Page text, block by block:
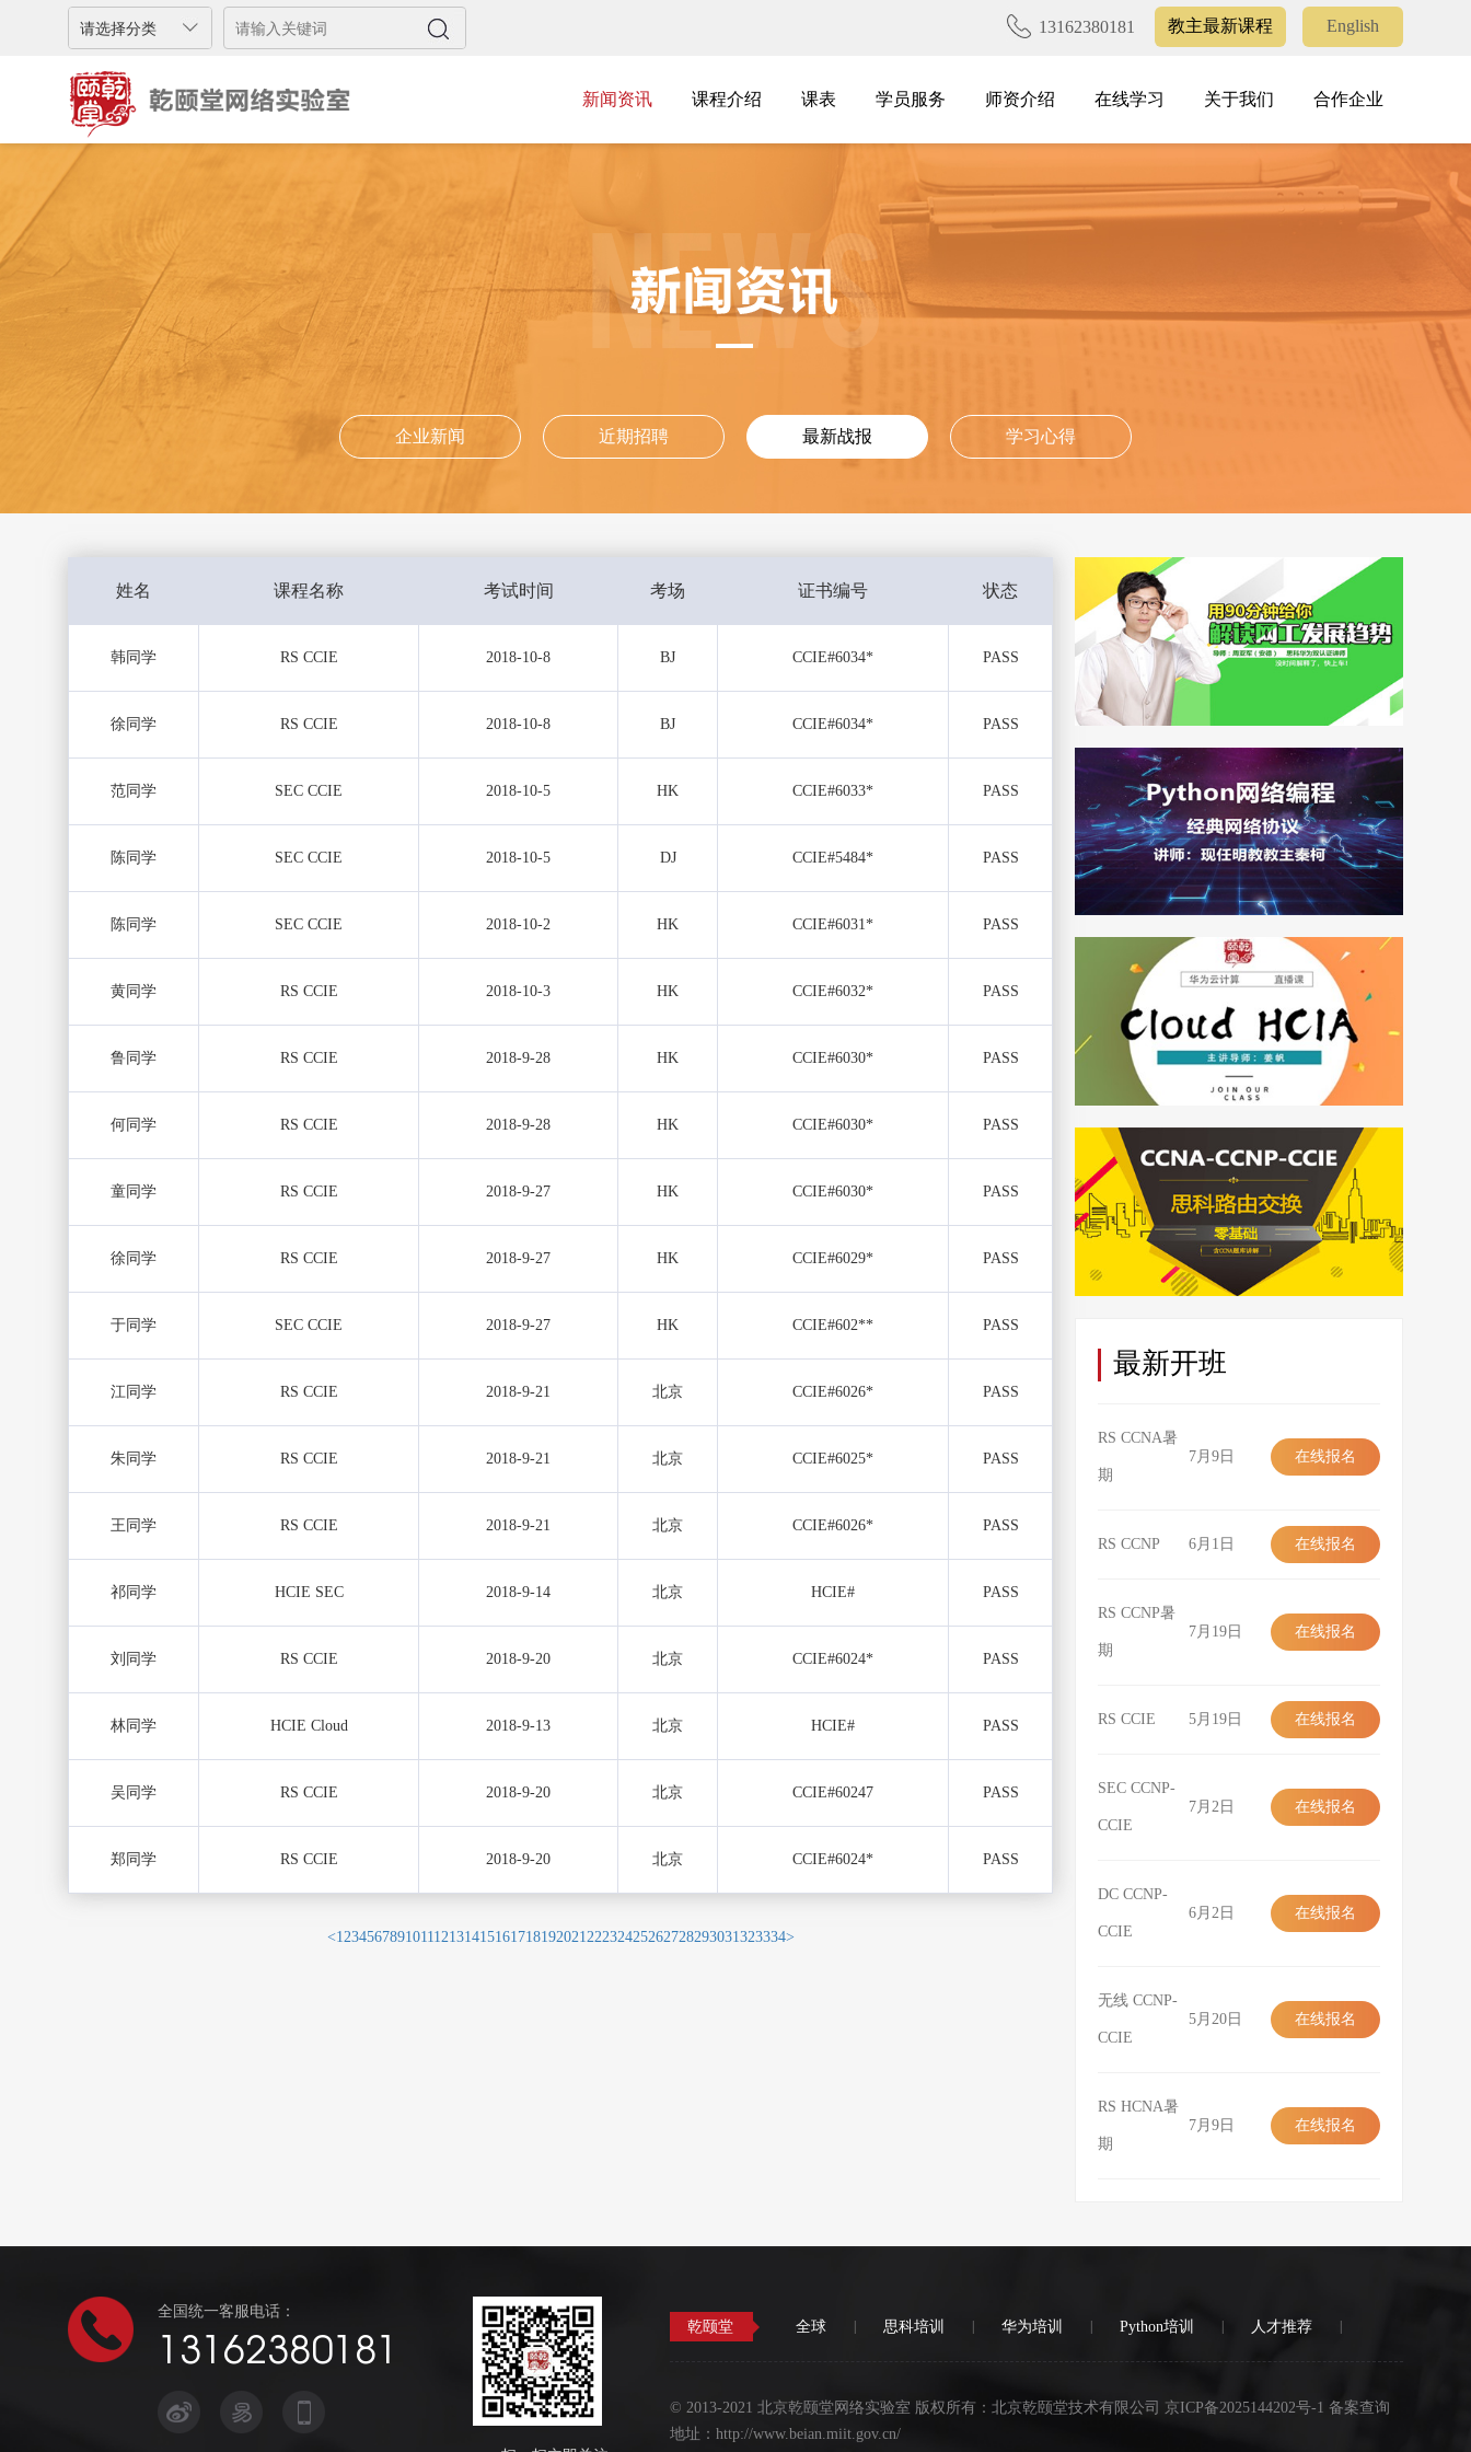
13162380181 教主最新课程
English
新闻资讯 课程介绍
课程介绍
课表
课表
学员服务
学员服务
师资介绍
师资介绍
在线学习
在线学习
关于我们
关于我们
合作企业
合作企业
企业新闻 近期招聘 最新战报 学习心得
最新开班
RS CCNA暑
期
7月9日 在线报名
RS CCNP 6月1日 在线报名
RS CCNP暑
期
7月19日 在线报名
RS CCIE 5月19日 在线报名
SEC CCNP-
CCIE
7月2日 在线报名
DC CCNP-
CCIE
6月2日 在线报名
无线 CCNP-
CCIE
5月20日 在线报名
RS HCNA暑
期
7月9日 在线报名
姓名 课程名称 考试时间 考场 证书编号 状态
韩同学 RS CCIE 2018-10-8 BJ CCIE#6034* PASS
徐同学 RS CCIE 2018-10-8 BJ CCIE#6034* PASS
范同学 SEC CCIE 2018-10-5 HK CCIE#6033* PASS
陈同学 SEC CCIE 2018-10-5 DJ CCIE#5484* PASS
陈同学 SEC CCIE 2018-10-2 HK CCIE#6031* PASS
黄同学 RS CCIE 2018-10-3 HK CCIE#6032* PASS
鲁同学 RS CCIE 2018-9-28 HK CCIE#6030* PASS
何同学 RS CCIE 2018-9-28 HK CCIE#6030* PASS
童同学 RS CCIE 2018-9-27 HK CCIE#6030* PASS
徐同学 RS CCIE 2018-9-27 HK CCIE#6029* PASS
于同学 SEC CCIE 2018-9-27 HK CCIE#602** PASS
江同学 RS CCIE 2018-9-21 北京 CCIE#6026* PASS
朱同学 RS CCIE 2018-9-21 北京 CCIE#6025* PASS
王同学 RS CCIE 2018-9-21 北京 CCIE#6026* PASS
祁同学 HCIE SEC 2018-9-14 北京 HCIE# PASS
刘同学 RS CCIE 2018-9-20 北京 CCIE#6024* PASS
林同学 HCIE Cloud 2018-9-13 北京 HCIE# PASS
吴同学 RS CCIE 2018-9-20 北京 CCIE#60247 PASS
郑同学 RS CCIE 2018-9-20 北京 CCIE#6024* PASS
<12345678910111213141516171819202122232425262728293031323334>
全国统一客服电话：
13162380181 乾颐堂 全球 | 思科培训 | 华为培训 | Python培训 | 人才推荐 |
© 2013-2021 北京乾颐堂网络实验室 版权所有：北京乾颐堂技术有限公司 京ICP备2025144202号-1 备案查询
地址：http://www.beian.miit.gov.cn/